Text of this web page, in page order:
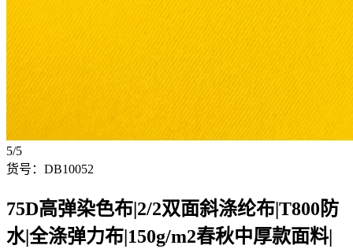
5/5
货号：DB10052
75D高弹染色布|2/2双面斜涤纶布|T800防
水|全涤弹力布|150g/m2春秋中厚款面料|